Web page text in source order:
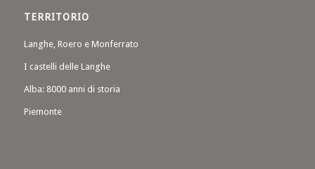
TERRITORIO
Langhe, Roero e Monferrato
I castelli delle Langhe
Alba: 8000 anni di storia
Piemonte